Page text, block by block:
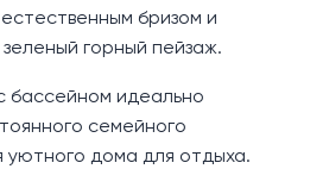
бризом и
горный пейзаж.
бассейном идеально
семейного
уютного дома для отдыха.